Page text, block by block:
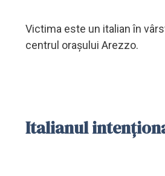
Victima este un italian în
centrul orașului Arezzo.
Italianul